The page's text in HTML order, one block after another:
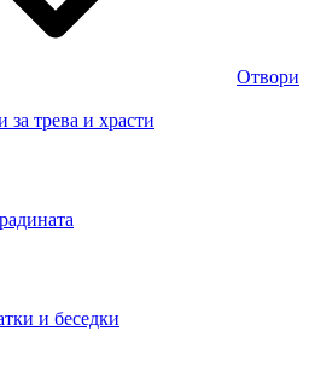
Отвори
трева и храсти
и беседки